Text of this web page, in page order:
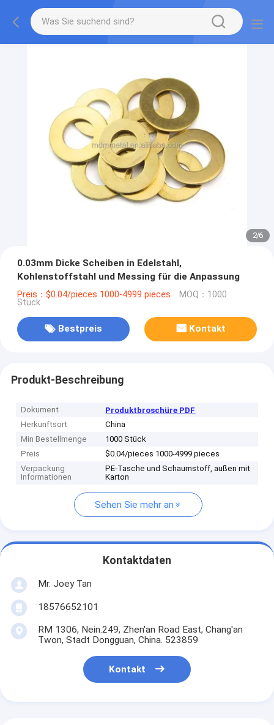
2/6
0.03mm Dicke Scheiben in Edelstahl,
Kohlenstoffstahl und Messing für die Anpassung
Preis：$0.04/pieces 1000-4999 pieces MOQ：1000
Stück
Bestpreis Kontakt
Produkt-Beschreibung
Dokument
Produktbroschüre PDF
Herkunftsort
China
Min Bestellmenge
1000 Stück
Preis
$0.04/pieces 1000-4999 pieces
Verpackung
Informationen
PE-Tasche und Schaumstoff, außen mit
Karton
Sehen Sie mehr an
Kontaktdaten
Mr. Joey Tan
18576652101
RM 1306, Nein.249, Zhen'an Road East, Chang'an
Twon, Stadt Dongguan, China. 523859
Kontakt